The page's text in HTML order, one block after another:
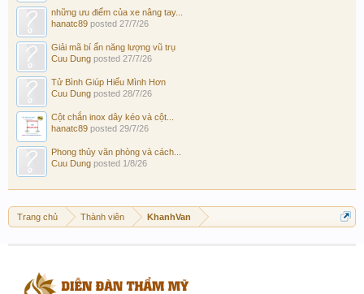
những ưu điểm của xe nâng tay...
hanatc89 posted 27/7/26
Giải mã bí ẩn năng lượng vũ trụ
Cuu Dung posted 27/7/26
Tử Bình Giúp Hiểu Mình Hơn
Cuu Dung posted 28/7/26
Cột chắn inox dây kéo và cột...
hanatc89 posted 29/7/26
Phong thủy văn phòng và cách...
Cuu Dung posted 1/8/26
Trang chủ Thành viên KhanhVan